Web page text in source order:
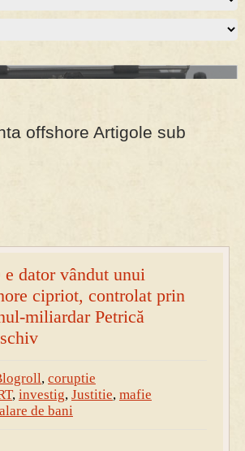
(Nemira)
prima lucrare despre controversatele
offshore Artigole sub
e dator vândut unui
cipriot, controlat prin
miliardar Petrică
, coruptie
, investig, Justitie, mafie
de bani